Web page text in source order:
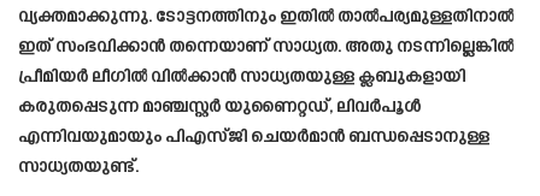
വ്യക്തമാക്കുന്നു. ടോട്ടനത്തിനും ഇതിൽ താൽപര്യമുള്ളതിനാൽ
ഇത് സംഭവിക്കാൻ തന്നെയാണ് സാധ്യത. അതു നടന്നില്ലെങ്കിൽ
പ്രീമിയർ ലീഗിൽ വിൽക്കാൻ സാധ്യതയുള്ള ക്ലബുകളായി
കരുതപ്പെടുന്ന മാഞ്ചസ്റ്റർ യുണൈറ്റഡ്, ലിവർപൂൾ
എന്നിവയുമായും പിഎസ്‌ജി ചെയർമാൻ ബന്ധപ്പെടാനുള്ള
സാധ്യതയുണ്ട്.